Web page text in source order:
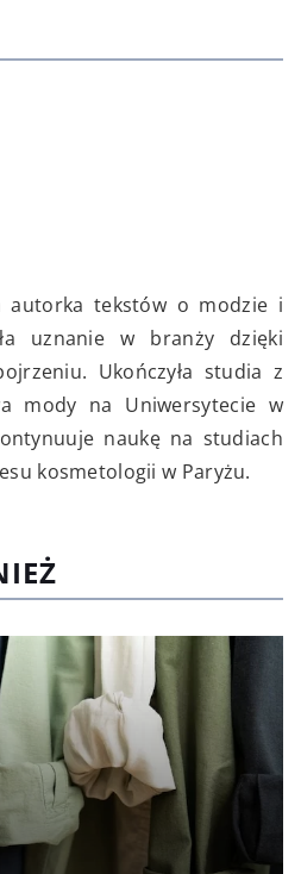
autorka tekstów o modzie i
uznanie w branży dzięki
Ukończyła studia z
mody na Uniwersytecie w
naukę na studiach
kosmetologii w Paryżu.